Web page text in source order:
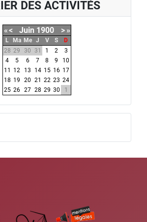
DES ACTIVITÉS
«< Juin 1900 > »
L Ma Me J V S
D
28 29 30 31 1 2
3
4
5 6 7 8 9
10
11
12 13 14 15 16 17
18 19 20 21 22 23 24
25 26 27 28 29 30 1